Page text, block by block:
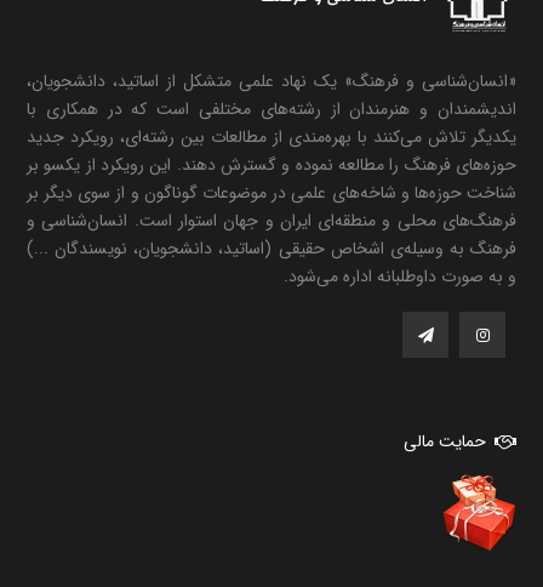
«انسان‌شناسی و فرهنگ» یک نهاد علمی متشکل از اساتید، دانشجویان،
اندیشمندان و هنرمندان از رشته‌های مختلفی است که در همکاری با
یکدیگر تلاش می‌کنند با بهره‌مندی از مطالعات بین رشته‌ای، رویکرد جدید
حوزه‌های فرهنگ را مطالعه نموده و گسترش دهند. این رویکرد از یکسو بر
شناخت حوزه‌ها و شاخه‌های علمی در موضوعات گوناگون و از سوی دیگر بر
فرهنگ‌های محلی و منطقه‌ای ایران و جهان استوار است. انسان‌شناسی و
فرهنگ به وسیله‌ی اشخاص حقیقی (اساتید، دانشجویان، نویسندگان ...)
و به صورت داوطلبانه اداره می‌شود.
حمایت مالی